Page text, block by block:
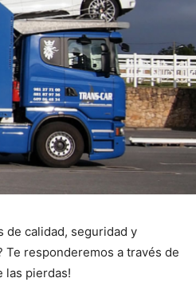
de calidad, seguridad y
Te responderemos a través de
las pierdas!